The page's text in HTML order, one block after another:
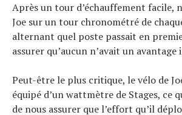
Après un tour d’échauffement facile,
Joe sur un tour chronométré de
alternant quel poste passait en
assurer qu’aucun n’avait un avantage
Peut-être le plus critique, le vélo de
équipé d’un wattmètre de Stages, ce
de nous assurer que l’effort qu’il